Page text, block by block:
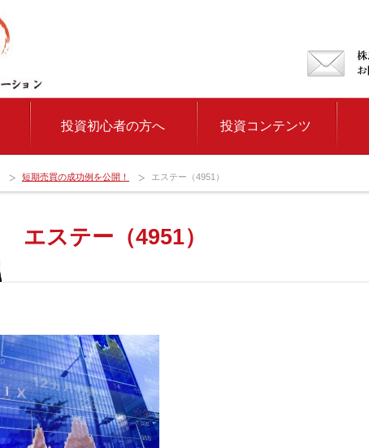
投資初心者の方へ 投資コンテンツ
短期売買の成功例を公開！ エステー（4951）
エステー（4951）